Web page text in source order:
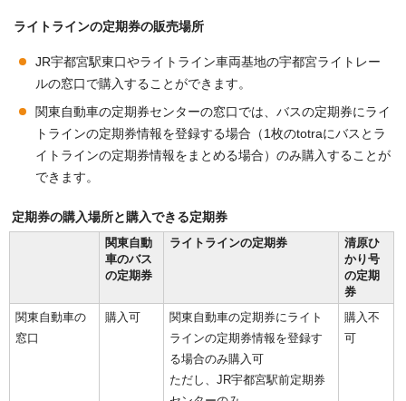
ライトラインの定期券の販売場所
JR宇都宮駅東口やライトライン車両基地の宇都宮ライトレー
ルの窓口で購入することができます。
関東自動車の定期券センターの窓口では、バスの定期券にライ
トラインの定期券情報を登録する場合（1枚のtotraにバスとラ
イトラインの定期券情報をまとめる場合）のみ購入することが
できます。
定期券の購入場所と購入できる定期券
関東自動
車のバス
の定期券
ライトラインの定期券
清原ひ
かり号
の定期
券
関東自動車の
窓口
購入可
関東自動車の定期券にライト
ラインの定期券情報を登録す
る場合のみ購入可
ただし、JR宇都宮駅前定期券
購入不
可